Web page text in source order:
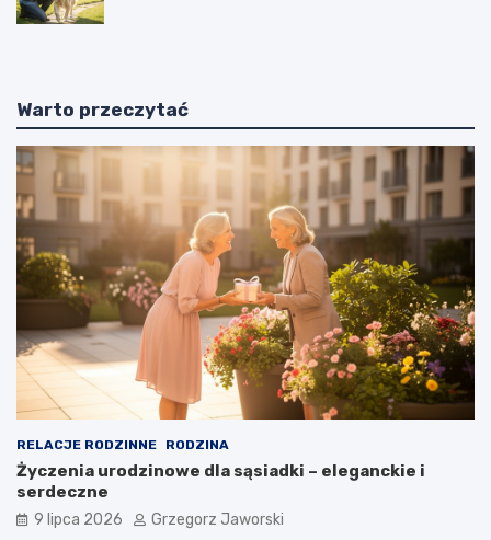
Warto przeczytać
RELACJE RODZINNE RODZINA
Życzenia urodzinowe dla sąsiadki – eleganckie i
serdeczne
9 lipca 2026 Grzegorz Jaworski